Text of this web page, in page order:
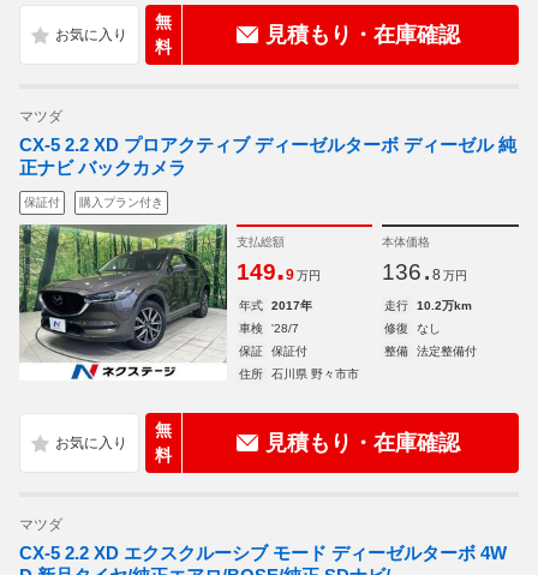
無
料
見積もり・在庫確認
マツダ
CX-5 2.2 XD プロアクティブ ディーゼルターボ ディーゼル 純
正ナビ バックカメラ
保証付 購入プラン付き
支払総額
149.9 万円
本体価格
136. 8 万円
年式 2017年 走行
10.2万km
車検
'28/7 修復
なし
保証
保証付 整備
法定整備付
住所
石川県 野々市市
無
料
見積もり・在庫確認
マツダ
CX-5 2.2 XD エクスクルーシブ モード ディーゼルターボ 4W